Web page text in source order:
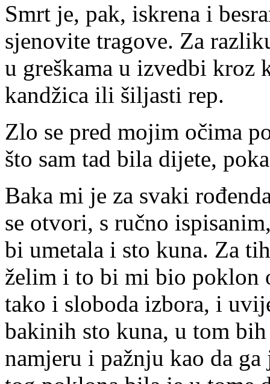
Smrt je, pak, iskrena i
sjenovite tragove. Za
u greškama u izvedbi
kandžica ili šiljasti rep.
Zlo se pred mojim očima
što sam tad bila dijete,
Baka mi je za svaki
se otvori, s ručno
bi umetala i sto kuna. Za
želim i to bi mi bio poklon
tako i sloboda izbora, i
bakinih sto kuna, u tom
namjeru i pažnju kao da